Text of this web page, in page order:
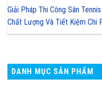
Giải Pháp Thi Công Sân Tennis
Chất Lượng Và Tiết Kiệm Chi
DANH MỤC SẢN PHẨM